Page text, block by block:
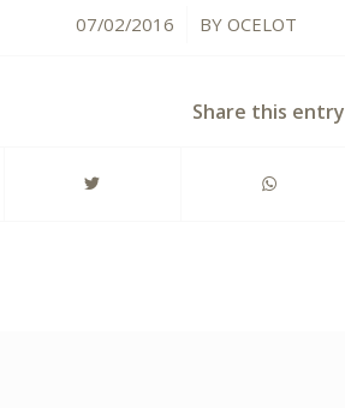
07/02/2016
/ BYOCELOT
Share this entry